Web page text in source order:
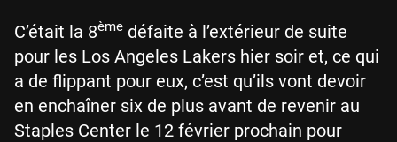
C’était la 8ème défaite à l’extérieur de suite
pour les Los Angeles Lakers hier soir et, ce qui
a de flippant pour eux, c’est qu’ils vont devoir
en enchaîner six de plus avant de revenir au
Staples Center le 12 février prochain pour